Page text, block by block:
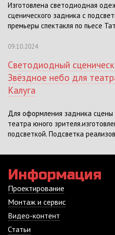
Изготовлена светодиодная
сценического задника с
премьеры спектакля по пьесе
09.10.2024
Светодиодный
Звёздное небо для
Калуга
Для оформления задника сцены
театра юного
подсветкой. Подсветка
Информация
Проектирование
Монтаж и сервис
Видео-контент
Статьи